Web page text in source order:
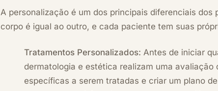
A personalização é um dos principais diferenciais
corpo é igual ao outro, e cada paciente tem suas
Tratamentos Personalizados: Antes de iniciar
dermatologia e estética realizam uma avaliação
específicas a serem tratadas e criar um plano